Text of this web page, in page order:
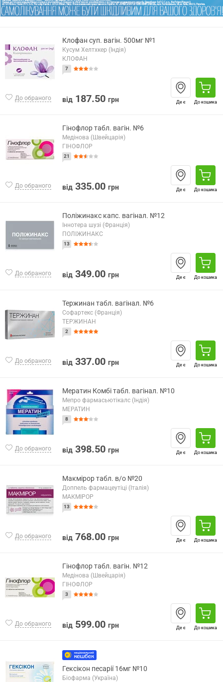
До обраного
Клофан суп. вагін. 500мг №1
Кусум Хелтхкер (Індія)
КЛОФАН
7
від 187.50 грн Де є До кошика
До обраного
Гінофлор табл. вагін. №6
Медінова (Швейцарія)
ГІНОФЛОР
21
від 335.00 грн Де є До кошика
До обраного
Поліжинакс капс. вагінал. №12
Іннотера шузі (Франція)
ПОЛІЖИНАКС
13
від 349.00 грн Де є До кошика
До обраного
Тержинан табл. вагінал. №6
Софартекс (Франція)
ТЕРЖИНАН
2
від 337.00 грн Де є До кошика
До обраного
Мератин Комбі табл. вагінал. №10
Мепро фармасьютікалс (Індія)
МЕРАТИН
8
від 398.50 грн Де є До кошика
До обраного
Макмірор табл. в/о №20
Доппель фармацеутіці (Італія)
МАКМІРОР
13
від 768.00 грн Де є До кошика
До обраного
Гінофлор табл. вагін. №12
Медінова (Швейцарія)
ГІНОФЛОР
3
від 599.00 грн Де є До кошика
Гексікон песарії 16мг №10
Біофарма (Україна)